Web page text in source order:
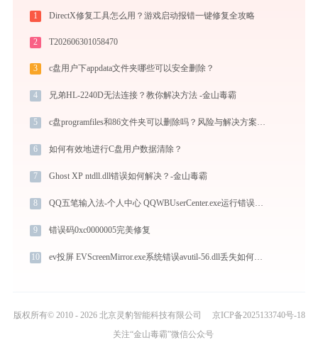
1 DirectX修复工具怎么用？游戏启动报错一键修复全攻略
2 T202606301058470
3 c盘用户下appdata文件夹哪些可以安全删除？
4 兄弟HL-2240D无法连接？教你解决方法 -金山毒霸
5 c盘programfiles和86文件夹可以删除吗？风险与解决方案解析
6 如何有效地进行C盘用户数据清除？
7 Ghost XP ntdll.dll错误如何解决？-金山毒霸
8 QQ五笔输入法-个人中心 QQWBUserCenter.exe运行错误提示0xc0000043的解决办法
9 错误码0xc0000005完美修复
10 ev投屏 EVScreenMirror.exe系统错误avutil-56.dll丢失如何解决
版权所有© 2010 - 2026 北京灵豹智能科技有限公司
京ICP备2025133740号-18
关注“金山毒霸”微信公众号